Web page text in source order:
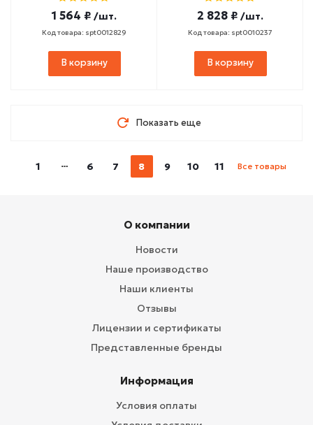
1 564 ₽ /шт.
Код товара: spt0012829
В корзину
2 828 ₽ /шт.
Код товара: spt0010237
В корзину
Показать еще
1 6 7 8 9 10 11 Все товары
О компании
Новости
Наше производство
Наши клиенты
Отзывы
Лицензии и сертификаты
Представленные бренды
Информация
Условия оплаты